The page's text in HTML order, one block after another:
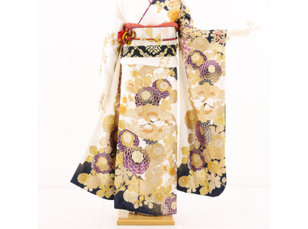
お問い合わせ・来店予約